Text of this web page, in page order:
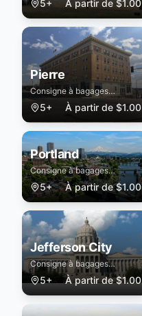
5+ À partir de $1.00
Pierre
Consigne à bagages
sécurisée à Pierre
5+ À partir de $1.00
Portland
Consigne à bagages
sécurisée à Portland
5+ À partir de $1.00
Jefferson City
Consigne à bagages
sécurisée à Jefferson City
5+ À partir de $1.00